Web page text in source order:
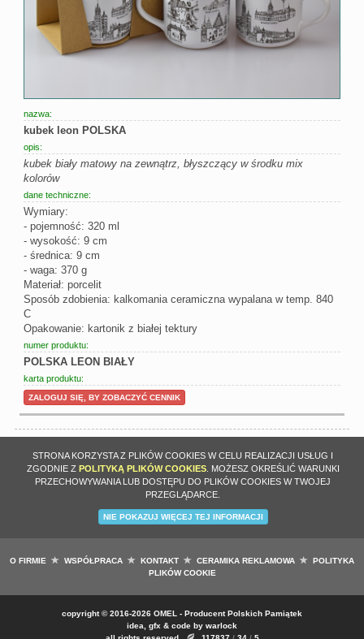
nazwa:
kubek leon POLSKA
opis:
kubek biały matowy na zewnątrz, błyszczący w środku mix
kolorów
dane techniczne:
Wymiary:
- pojemność: 320 ml
- wysokość: 9 cm
- średnica: 9 cm
- waga: 370 g
Materiał: porcelit
Sposób zdobienia: kalkomania ceramiczna wypalana w temp. 840
C
Opakowanie: kartonik z białej tektury
numer produktu:
POLSKA LEON BIAŁY
karta produktu:
ZALOGUJ SIĘ, BY ZOBACZYĆ CENNIK
STRONA KORZYSTA Z PLIKÓW COOKIES W CELU REALIZACJI USŁUG I
ZGODNIE Z POLITYKĄ PLIKÓW COOKIES. MOŻESZ OKREŚLIĆ WARUNKI
PRZECHOWYWANIA LUB DOSTĘPU DO PLIKÓW COOKIES W TWOJEJ
PRZEGLĄDARCE.
NIE POKAZUJ WIĘCEJ TEJ INFORMACJI
O FIRMIE WSPÓŁPRACA KONTAKT CERAMIKA REKLAMOWA
POLITYKA
PLIKÓW COOKIE
copyright©2016-2026 OMEL - Producent Polskich Pamiątek
idea, gfx & code by warlock